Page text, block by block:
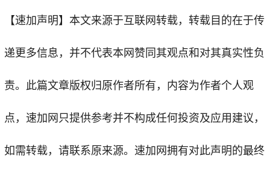
【速加声明】 本文来源于互联网转载，转载目的在于传
递更多信息，并不代表本网赞同其观点和对其真实性负
责。此篇文章版权归原作者所有，内容为作者个人观
点， 速加网 只提供参考并不构成任何投资及应用建议，
如需转载，请联系原来源。速加网拥有对此声明的最终